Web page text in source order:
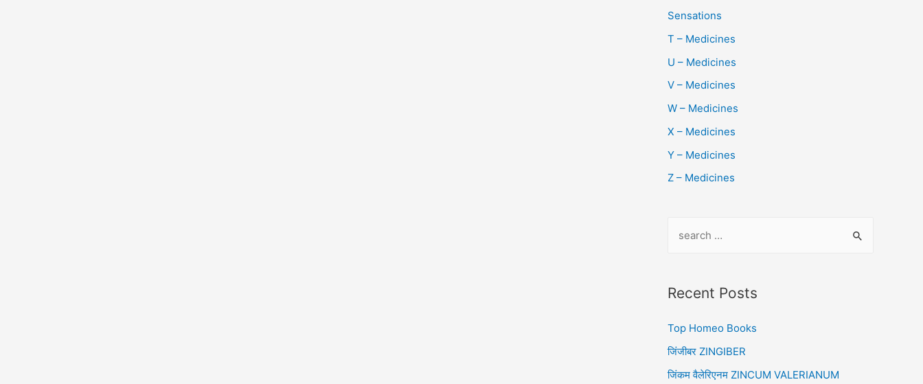
Sensations
T – Medicines
U – Medicines
V – Medicines
W – Medicines
X – Medicines
Y – Medicines
Z – Medicines
r
h
f
o
Recent Posts
Top Homeo Books
जिंजीबर ZINGIBER
जिंकम वैलेरिएनम ZINCUM VALERIANUM